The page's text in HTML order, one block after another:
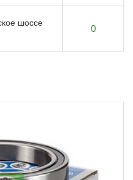
шоссе
0